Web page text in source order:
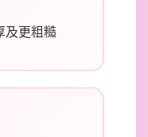
及更粗糙